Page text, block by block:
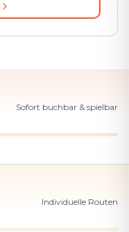
Sofort buchbar & spielbar
Individuelle Routen